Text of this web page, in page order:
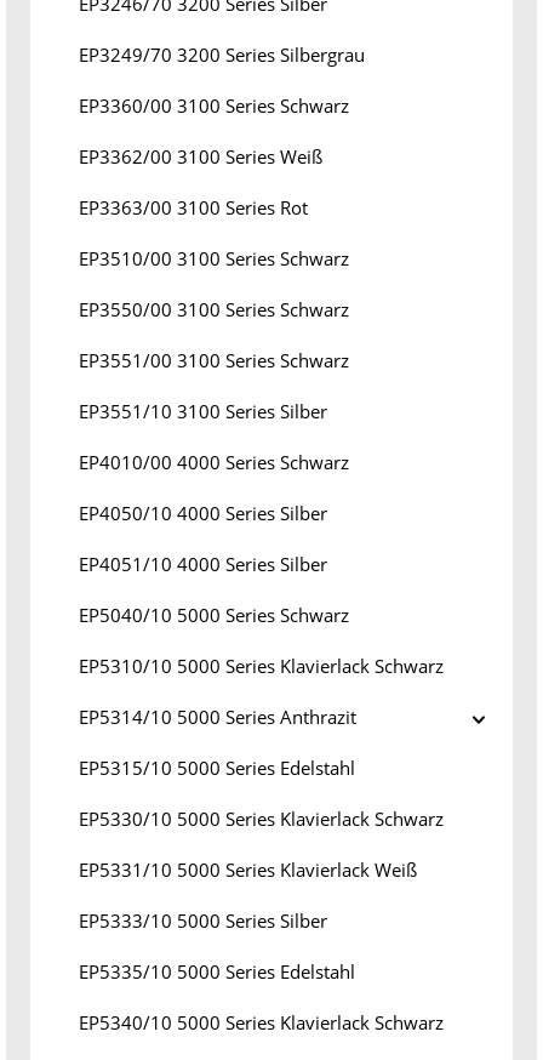
EP3249/70 3200 Series Silbergrau
EP3360/00 3100 Series Schwarz
EP3362/00 3100 Series Weiß
EP3363/00 3100 Series Rot
EP3510/00 3100 Series Schwarz
EP3550/00 3100 Series Schwarz
EP3551/00 3100 Series Schwarz
EP3551/10 3100 Series Silber
EP4010/00 4000 Series Schwarz
EP4050/10 4000 Series Silber
EP4051/10 4000 Series Silber
EP5040/10 5000 Series Schwarz
EP5310/10 5000 Series Klavierlack Schwarz
EP5314/10 5000 Series Anthrazit
EP5315/10 5000 Series Edelstahl
EP5330/10 5000 Series Klavierlack Schwarz
EP5331/10 5000 Series Klavierlack Weiß
EP5333/10 5000 Series Silber
EP5335/10 5000 Series Edelstahl
EP5340/10 5000 Series Klavierlack Schwarz